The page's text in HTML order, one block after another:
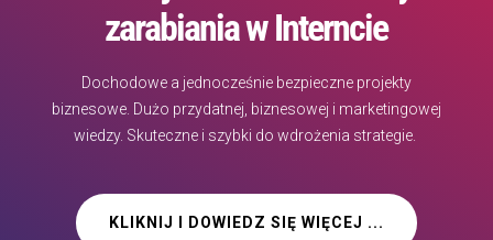
zarabiania w Interncie
Dochodowe a jednocześnie bezpieczne projekty
biznesowe. Dużo przydatnej, biznesowej i marketingowej
wiedzy. Skuteczne i szybki do wdrożenia strategie.
KLIKNIJ I DOWIEDZ SIĘ WIĘCEJ ...